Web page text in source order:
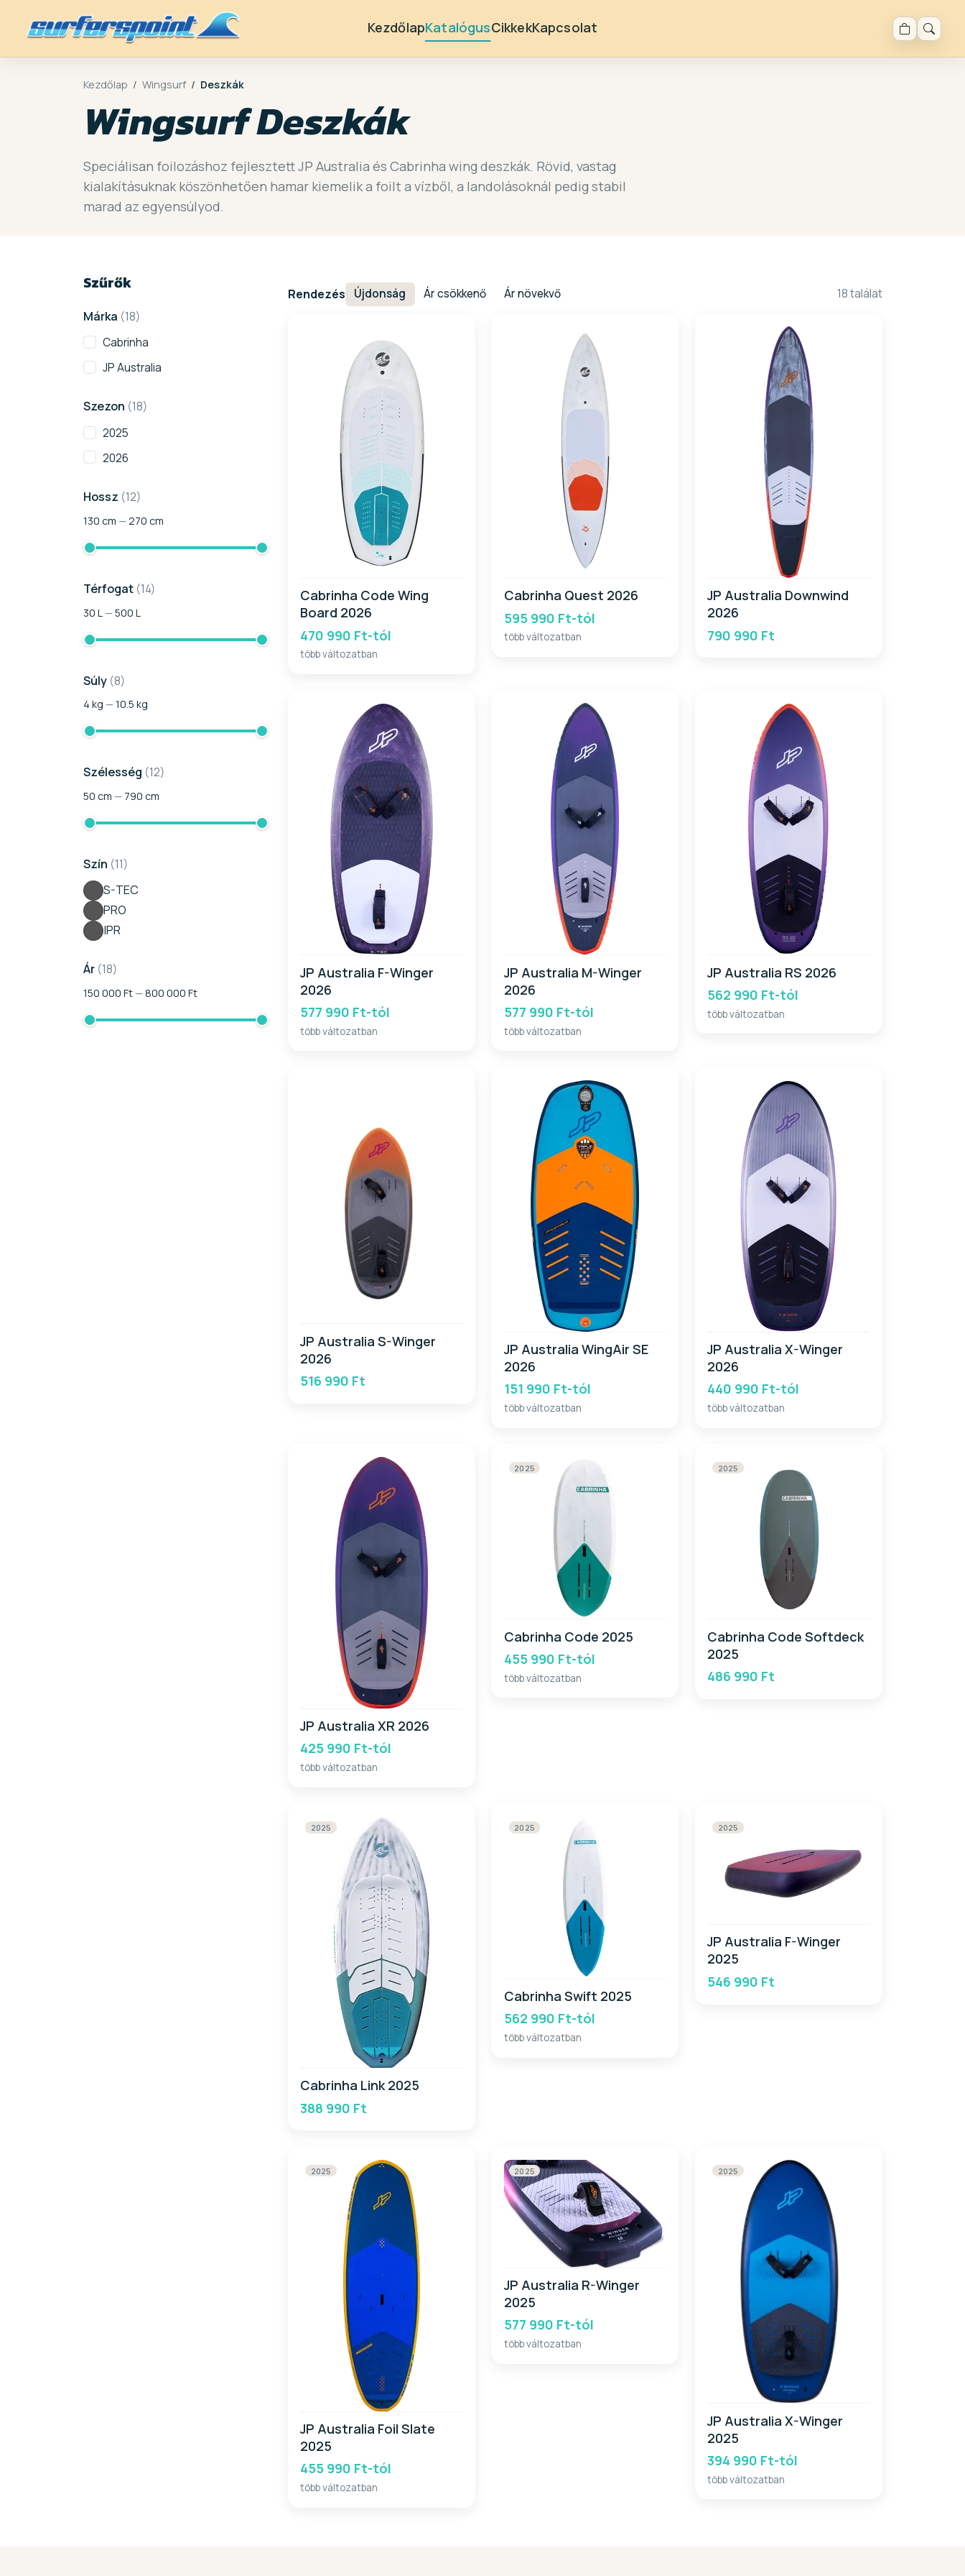
KezdőlapKatalógusCikkekKapcsolat
Kezdőlap Wingsurf Deszkák
Wingsurf Deszkák
Speciálisan foilozáshoz fejlesztett JP Australia és Cabrinha wing deszkák. Rövid, vastag
kialakításuknak köszönhetően hamar kiemelik a foilt a vízből, a landolásoknál pedig stabil
marad az egyensúlyod.
Szűrők
Márka (18)
Cabrinha
JP Australia
Szezon (18)
2025
2026
Hossz (12)
130 cm — 270 cm
Térfogat (14)
30 L —500 L
Súly (8)
4 kg —10.5 kg
Szélesség (12)
50 cm — 790 cm
Szín (11)
S-TEC
PRO
IPR
Ár (18)
150 000 Ft—800 000 Ft
Rendezés Újdonság Ár csökkenő Ár növekvő 18 találat
Cabrinha Code Wing
Board 2026
470 990 Ft-tól
több változatban
Cabrinha Quest 2026
595 990 Ft-tól
több változatban
JP Australia Downwind
2026
790 990 Ft
JP Australia F-Winger
2026
577 990 Ft-tól
több változatban
JP Australia M-Winger
2026
577 990 Ft-tól
több változatban
JP Australia RS 2026
562 990 Ft-tól
több változatban
JP Australia S-Winger
2026
516 990 Ft
JP Australia WingAir SE
2026
151 990 Ft-tól
több változatban
JP Australia X-Winger
2026
440 990 Ft-tól
több változatban
JP Australia XR 2026
425 990 Ft-tól
több változatban
2025
Cabrinha Code 2025
455 990 Ft-tól
több változatban
2025
Cabrinha Code Softdeck
2025
486 990 Ft
2025
Cabrinha Link 2025
388 990 Ft
2025
Cabrinha Swift 2025
562 990 Ft-tól
több változatban
2025
JP Australia F-Winger
2025
546 990 Ft
2025
JP Australia Foil Slate
2025
455 990 Ft-tól
több változatban
2025
JP Australia R-Winger
2025
577 990 Ft-tól
több változatban
2025
JP Australia X-Winger
2025
394 990 Ft-tól
több változatban